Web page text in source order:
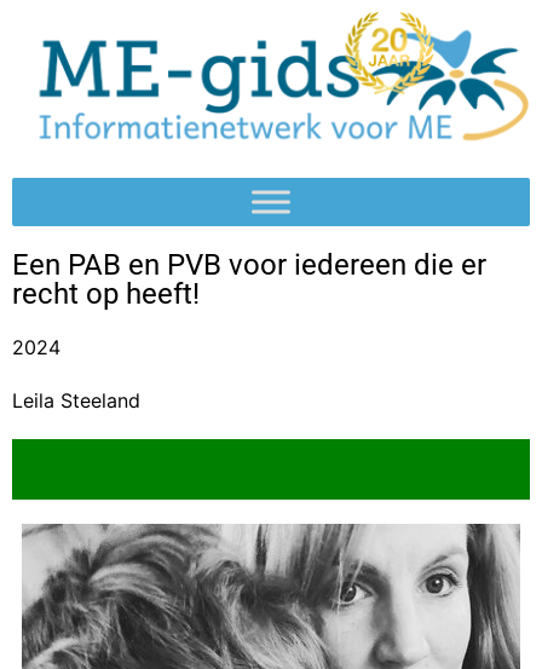
Een PAB en PVB voor iedereen die er
recht op heeft!
2024
Leila Steeland